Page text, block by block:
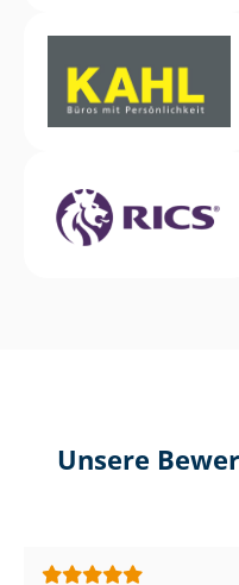
Unsere